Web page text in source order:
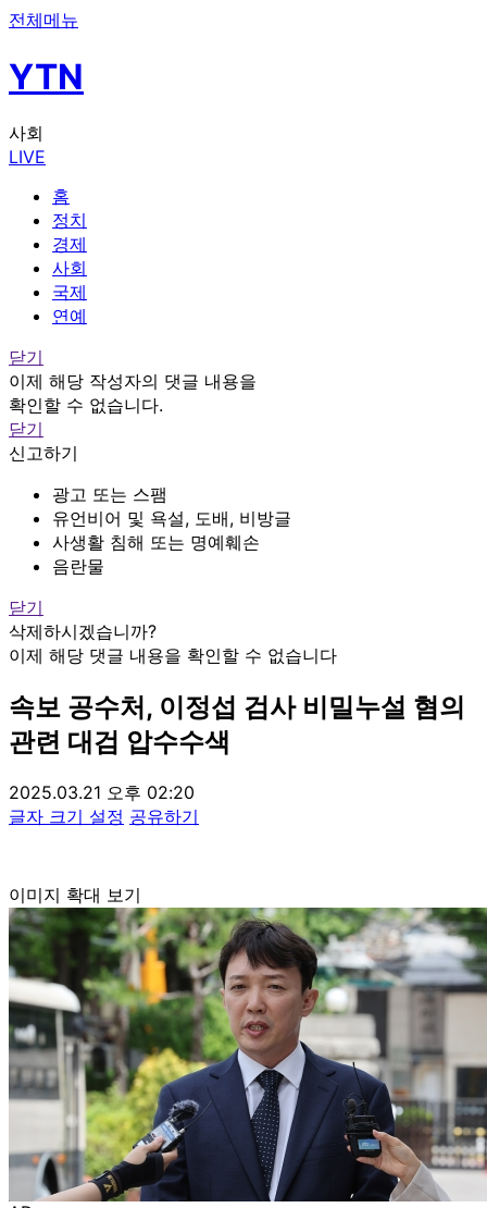
전체메뉴
YTN
사회
LIVE
홈
정치
경제
사회
국제
연예
닫기
이제 해당 작성자의 댓글 내용을
확인할 수 없습니다.
닫기
신고하기
광고 또는 스팸
유언비어 및 욕설, 도배, 비방글
사생활 침해 또는 명예훼손
음란물
닫기
삭제하시겠습니까?
이제 해당 댓글 내용을 확인할 수 없습니다
속보 공수처, 이정섭 검사 비밀누설 혐의
관련 대검 압수수색
2025.03.21 오후 02:20
글자 크기 설정 공유하기
이미지 확대 보기